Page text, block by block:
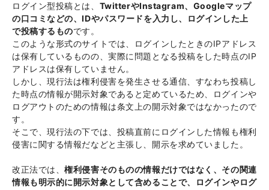
ログイン型投稿とは、 TwitterやInstagram、Googleマップ
の口コミなどの、IDやパスワードを入力し、ログインした上
で投稿するものです。
このような形式のサイトでは、ログインしたときのIPアドレス
は保有しているものの、実際に問題となる投稿をした時点のIP
アドレスは保有していません。
しかし、現行法は権利侵害を発生させる通信、すなわち投稿し
た時点の情報が開示対象であると定めているため、ログインや
ログアウトのための情報は条文上の開示対象ではなかったので
す。
そこで、現行法の下では、投稿直前にログインした情報も権利
侵害に関する情報だなどと主張し、開示を求めていました。
改正法では、権利侵害そのものの情報だけではなく、その関連
情報も明示的に開示対象として含めることで、ログインやログ